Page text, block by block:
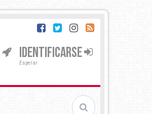
IDENTIFICARSE
Esperar